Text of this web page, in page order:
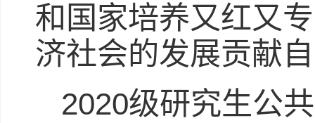
和国家培养又红又
济社会的发展贡献
2020级研究生公